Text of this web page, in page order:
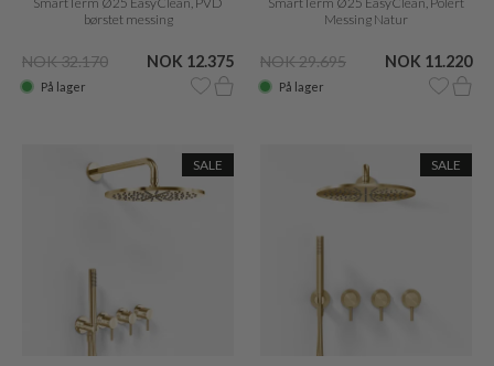
børstet messing
NOK 32.170 NOK 12.375
På lager
Messing Natur
NOK 29.695 NOK 11.220
På lager
SALE SALE